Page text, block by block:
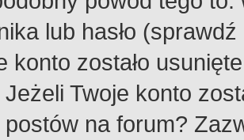
lub hasło
konto zostało
Twoje konto
na forum?